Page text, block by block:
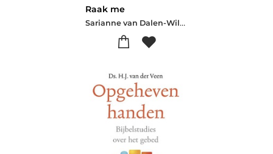
Raak me
Sarianne van Dalen-Willemijn de Weerd